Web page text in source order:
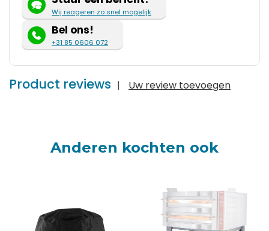
Wij reageren zo snel mogelijk
Bel ons!
+31 85 0606 072
Product reviews | Uw review toevoegen
Anderen kochten ook